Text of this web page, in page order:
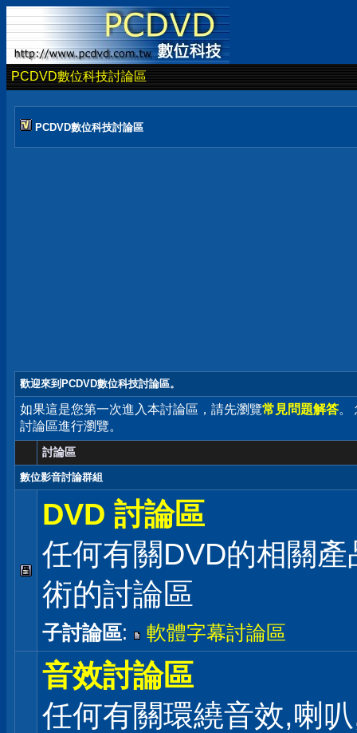
PCDVD數位科技討論區
PCDVD數位科技討論區
歡迎來到PCDVD數位科技討論區。
如果這是您第一次進入本討論區，請先瀏覽常見問題解答。
討論區進行瀏覽。
討論區
數位影音討論群組
DVD 討論區
任何有關DVD的相關
術的討論區
子討論區: 軟體字幕討論區
音效討論區
任何有關環繞音效,喇